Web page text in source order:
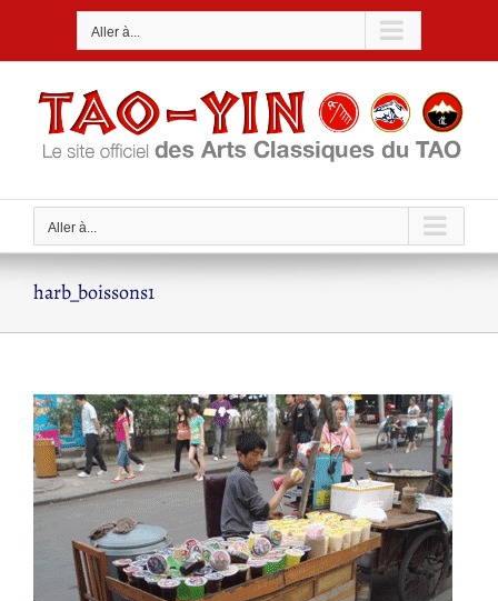
Aller à...
Aller à...
harb_boissons1